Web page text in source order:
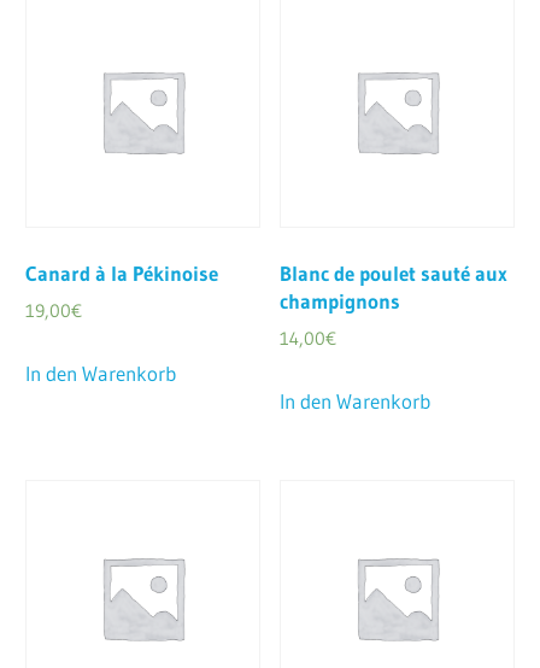
Canard à la Pékinoise
19,00€
In den Warenkorb
Blanc de poulet sauté aux
champignons
14,00€
In den Warenkorb